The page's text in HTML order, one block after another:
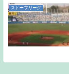
ストーブリーグ